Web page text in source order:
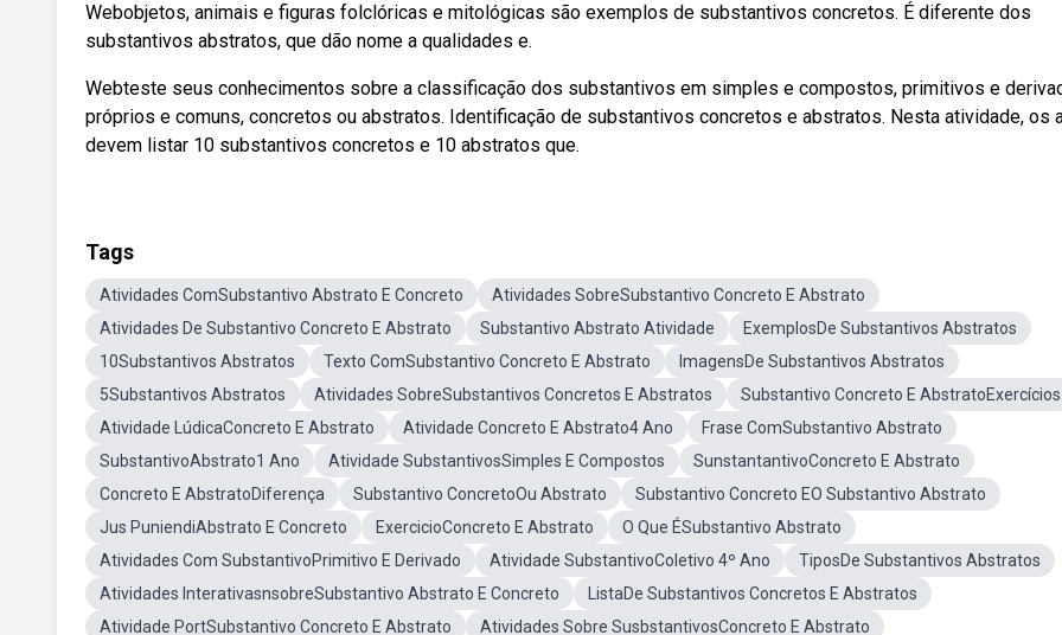
Webobjetos, animais e figuras folclóricas e mitológicas são exemplos de substantivos concretos. É diferente dos
substantivos abstratos, que dão nome a qualidades e.
Webteste seus conhecimentos sobre a classificação dos substantivos em simples e compostos, primitivos e
próprios e comuns, concretos ou abstratos. Identificação de substantivos concretos e abstratos. Nesta atividade, os
devem listar 10 substantivos concretos e 10 abstratos que.
Tags
Atividades ComSubstantivo Abstrato E Concreto
Atividades SobreSubstantivo Concreto E Abstrato
Atividades De Substantivo Concreto E Abstrato
Substantivo Abstrato Atividade
ExemplosDe Substantivos Abstratos
10Substantivos Abstratos
Texto ComSubstantivo Concreto E Abstrato
ImagensDe Substantivos Abstratos
5Substantivos Abstratos
Atividades SobreSubstantivos Concretos E Abstratos
Substantivo Concreto E AbstratoExercícios
Atividade LúdicaConcreto E Abstrato
Atividade Concreto E Abstrato4 Ano
Frase ComSubstantivo Abstrato
SubstantivoAbstrato1 Ano
Atividade SubstantivosSimples E Compostos
SunstantantivoConcreto E Abstrato
Concreto E AbstratoDiferença
Substantivo ConcretoOu Abstrato
Substantivo Concreto EO Substantivo Abstrato
Jus PuniendiAbstrato E Concreto
ExercicioConcreto E Abstrato
O Que ÉSubstantivo Abstrato
Atividades Com SubstantivoPrimitivo E Derivado
Atividade SubstantivoColetivo 4º Ano
TiposDe Substantivos Abstratos
Atividades InterativasnsobreSubstantivo Abstrato E Concreto
ListaDe Substantivos Concretos E Abstratos
Atividade PortSubstantivo Concreto E Abstrato
Atividades Sobre SusbstantivosConcreto E Abstrato